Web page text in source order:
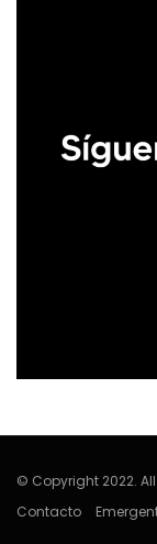
© Copyright 2022. All
Contacto